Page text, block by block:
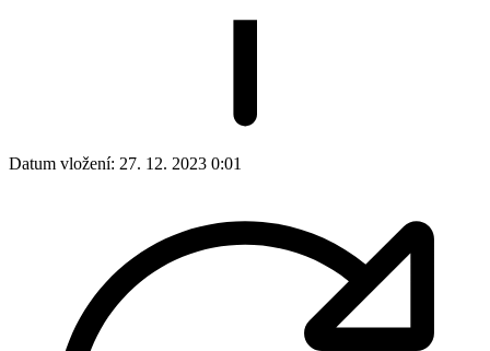
Datum vložení: 27. 12. 2023 0:01